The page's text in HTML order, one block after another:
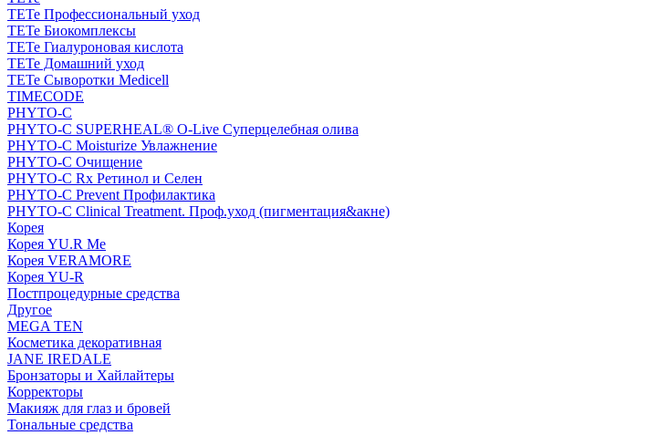
TETe Профессиональный уход
TETe Биокомплексы
TETe Гиалуроновая кислота
TETe Домашний уход
TETe Сыворотки Medicell
TIMECODE
PHYTO-C
PHYTO-C SUPERHEAL® O-Live Суперцелебная олива
PHYTO-C Moisturize Увлажнение
PHYTO-C Очищение
PHYTO-C Rx Ретинол и Селен
PHYTO-C Prevent Профилактика
PHYTO-C Clinical Treatment. Проф.уход (пигментация&акне)
Корея
Корея YU.R Me
Корея VERAMORE
Корея YU-R
Постпроцедурные средства
Другое
MEGA TEN
Косметика декоративная
JANE IREDALE
Бронзаторы и Хайлайтеры
Корректоры
Макияж для глаз и бровей
Тональные средства